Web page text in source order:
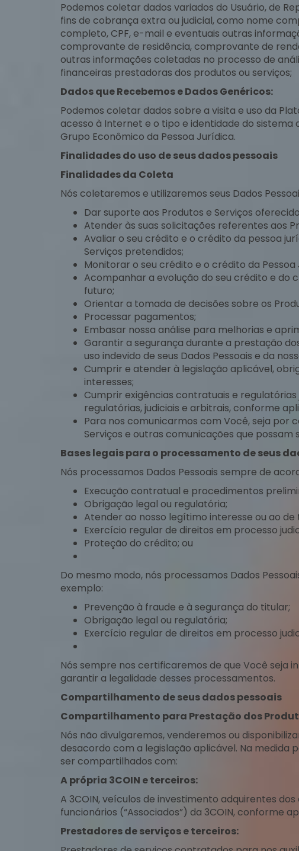
Podemos coletar dados variados do Usuário, de
fins de cobrança extra ou judicial, como nome
completo, CPF, e-mail e eventuais outras
comprovante de residência, comprovante de
outras informações coletadas no processo de
financeiras prestadoras dos produtos ou serviços;
Dados que Recebemos e Dados Genéricos:
Podemos coletar dados sobre a visita e uso da
acesso à Internet e o tipo e identidade do
Grupo Econômico da Pessoa Jurídica.
Finalidades do uso de seus dados pessoais
Finalidades da Coleta
Nós coletaremos e utilizaremos seus Dados
Dar suporte aos Produtos e Serviços
Atender às suas solicitações referentes aos
Avaliar o seu crédito e o crédito da pessoa
Serviços pretendidos;
Monitorar o seu crédito e o crédito da
Acompanhar a evolução do seu crédito e do
futuro;
Orientar a tomada de decisões sobre os
Processar pagamentos;
Embasar nossa análise para melhorias e
Garantir a segurança durante a prestação
uso indevido de seus Dados Pessoais e da
Cumprir e atender à legislação aplicável,
interesses;
Cumprir exigências contratuais e
regulatórias, judiciais e arbitrais, conforme
Para nos comunicarmos com Você, seja por
Serviços e outras comunicações que possam
Bases legais para o processamento de seus
Nós processamos Dados Pessoais sempre de
Execução contratual e procedimentos
Obrigação legal ou regulatória;
Atender ao nosso legítimo interesse ou ao de
Exercício regular de direitos em processo
Proteção do crédito; ou
Do mesmo modo, nós processamos Dados
exemplo:
Prevenção à fraude e à segurança do titular;
Obrigação legal ou regulatória;
Exercício regular de direitos em processo
Nós sempre nos certificaremos de que Você seja
garantir a legalidade desses processamentos.
Compartilhamento de seus dados pessoais
Compartilhamento para Prestação dos
Nós não divulgaremos, venderemos ou
desacordo com a legislação aplicável. Na medida
ser compartilhados com:
A própria 3COIN e terceiros:
A 3COIN, veículos de investimento adquirentes
funcionários (“Associados”) da 3COIN, conforme
Prestadores de serviços e terceiros: